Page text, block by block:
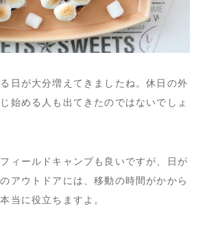
日が大分増えてきましたね。休日の外
始める人も出てきたのではないでしょ
ィールドキャンプも良いですが、日が
アウトドアには、移動の時間がかから
当に役立ちますよ。